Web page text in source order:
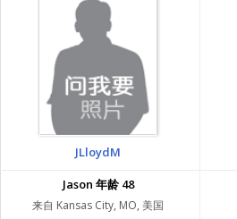
JLloydM
Jason 年龄 48
来自 Kansas City, MO, 美国